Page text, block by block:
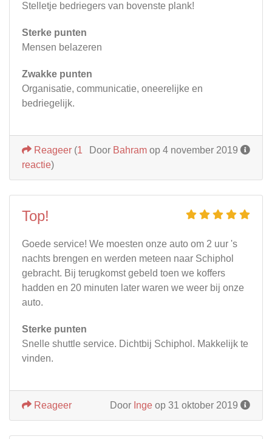
Stelletje bedriegers van bovenste plank!
Sterke punten
Mensen belazeren
Zwakke punten
Organisatie, communicatie, oneerelijke en
bedriegelijk.
Door Bahram op 4 november 2019
Reageer (1
reactie)
Top!
Goede service! We moesten onze auto om 2 uur 's
nachts brengen en werden meteen naar Schiphol
gebracht. Bij terugkomst gebeld toen we koffers
hadden en 20 minuten later waren we weer bij onze
auto.
Sterke punten
Snelle shuttle service. Dichtbij Schiphol. Makkelijk te
vinden.
Door Inge op 31 oktober 2019
Reageer